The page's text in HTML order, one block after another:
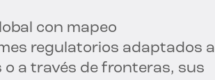
con mapeo
regulatorios adaptados a
o a través de fronteras, sus